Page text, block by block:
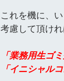
これを機に、
考慮して頂けれ
「業務用生ゴ
「イニシャル